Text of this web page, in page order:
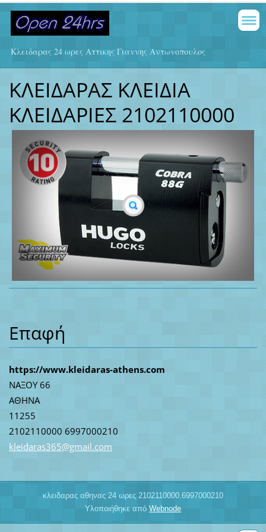
Κλειδαρας 24 ωρες Αττικης Γιαννης Αντωνοπουλος
ΚΛΕΙΔΑΡΑΣ ΚΛΕΙΔΙΑ
ΚΛΕΙΔΑΡΙΕΣ 2102110000
Επαφή
https://www.kleidaras-athens.com
ΝΑΞΟΥ 66
ΑΘΗΝΑ
11255
2102110000 6997000210
kleidaras365@gmail.com
κλειδαρας αθηνας 24 ωρες 2102110000.6997000210
Υλοποιήθηκε από Webnode